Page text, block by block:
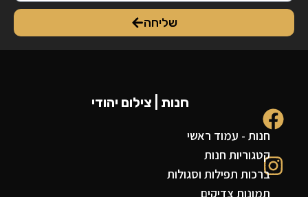
שליחה
חנות | צילום יהודי
חנות - עמוד ראשי
קטגוריות חנות
ברכות תפילות וסגולות
תמונות צדיקים